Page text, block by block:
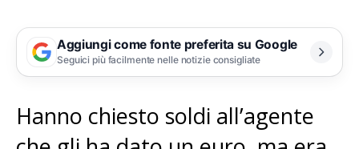
Aggiungi come fonte preferita su Google
Seguici più facilmente nelle notizie consigliate
Hanno chiesto soldi all’agente